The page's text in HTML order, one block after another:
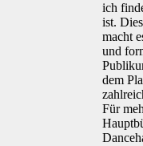
ich
ist.
macht
und
dem
Für